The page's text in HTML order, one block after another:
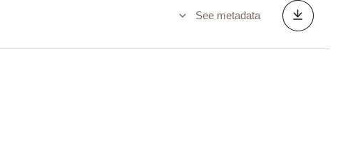
See metadata